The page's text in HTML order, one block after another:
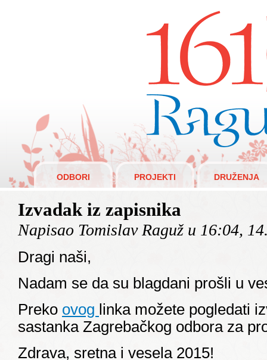
Raguži 1610.
ODBORI PROJEKTI DRUŽENJA
Izvadak iz zapisnika
Napisao Tomislav Raguž u 16:04,
Dragi naši,
Nadam se da su blagdani prošli u
Preko ovog linka možete pogledati
sastanka Zagrebačkog odbora za
Zdrava, sretna i vesela 2015!